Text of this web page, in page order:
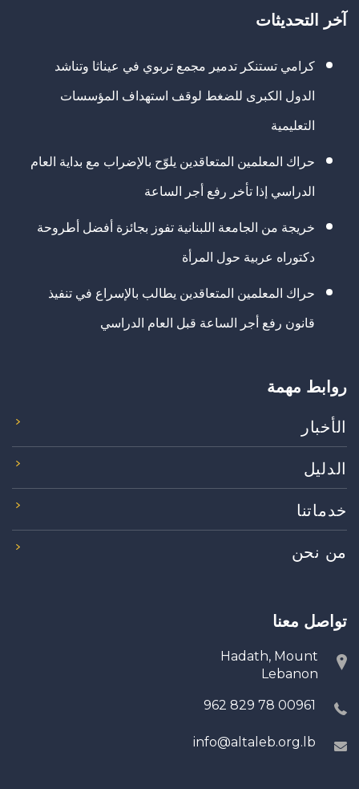
آخر التحديثات
كرامي تستنكر تدمير مجمع تربوي في عيناثا وتناشد
الدول الكبرى للضغط لوقف استهداف المؤسسات
التعليمية
حراك المعلمين المتعاقدين يلوّح بالإضراب مع بداية العام
الدراسي إذا تأخر رفع أجر الساعة
خريجة من الجامعة اللبنانية تفوز بجائزة أفضل أطروحة
دكتوراه عربية حول المرأة
حراك المعلمين المتعاقدين يطالب بالإسراع في تنفيذ
قانون رفع أجر الساعة قبل العام الدراسي
روابط مهمة
الأخبار
الدليل
خدماتنا
من نحن
تواصل معنا
Hadath, Mount
Lebanon
00961 78 829 962
info@altaleb.org.lb